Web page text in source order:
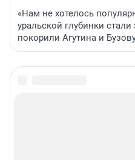
«Нам не хотелось
уральской глубинки
покорили Агутина и